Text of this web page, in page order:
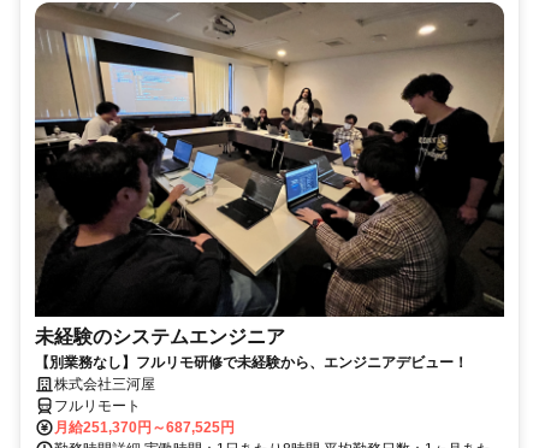
未経験のシステムエンジニア
【別業務なし】フルリモ研修で未経験から、エンジニアデビュー！
株式会社三河屋
フルリモート
月給251,370円～687,525円